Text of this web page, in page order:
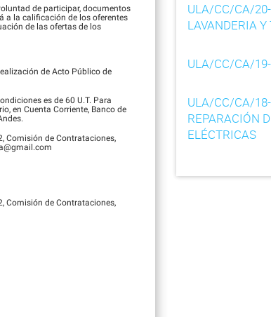
de participar, documentos
a la calificación de los oferentes
de las ofertas de los
de Acto Público de
es de 60 U.T. Para
en Cuenta Corriente, Banco de
Comisión de Contrataciones,
Comisión de Contrataciones,
ULA/CC/CA/
LAVANDERIA
ULA/CC/CA/
ULA/CC/CA/
REPARACIÓN
ELÉCTRICAS